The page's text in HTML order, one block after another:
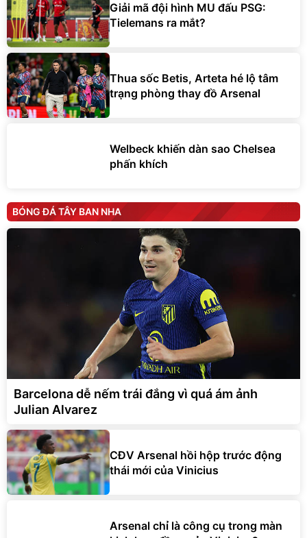
Giải mã đội hình MU đấu PSG:
Tielemans ra mắt?
Thua sốc Betis, Arteta hé lộ tâm
trạng phòng thay đồ Arsenal
Welbeck khiến dàn sao Chelsea
phấn khích
BÓNG ĐÁ TÂY BAN NHA
Barcelona dễ nếm trái đắng vì quá ám ảnh
Julian Alvarez
CĐV Arsenal hồi hộp trước động
thái mới của Vinicius
Arsenal chỉ là công cụ trong màn